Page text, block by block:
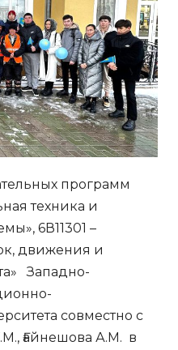
программ
техника и
6В11301 –
движения и
Западно-
совместно с
Ғайнешова А.М. в